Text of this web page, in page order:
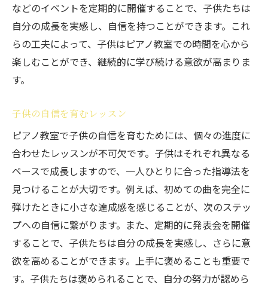
などのイベントを定期的に開催することで、子供たちは
自分の成長を実感し、自信を持つことができます。これ
らの工夫によって、子供はピアノ教室での時間を心から
楽しむことができ、継続的に学び続ける意欲が高まりま
す。
子供の自信を育むレッスン
ピアノ教室で子供の自信を育むためには、個々の進度に
合わせたレッスンが不可欠です。子供はそれぞれ異なる
ペースで成長しますので、一人ひとりに合った指導法を
見つけることが大切です。例えば、初めての曲を完全に
弾けたときに小さな達成感を感じることが、次のステッ
プへの自信に繋がります。また、定期的に発表会を開催
することで、子供たちは自分の成長を実感し、さらに意
欲を高めることができます。上手に褒めることも重要で
す。子供たちは褒められることで、自分の努力が認めら